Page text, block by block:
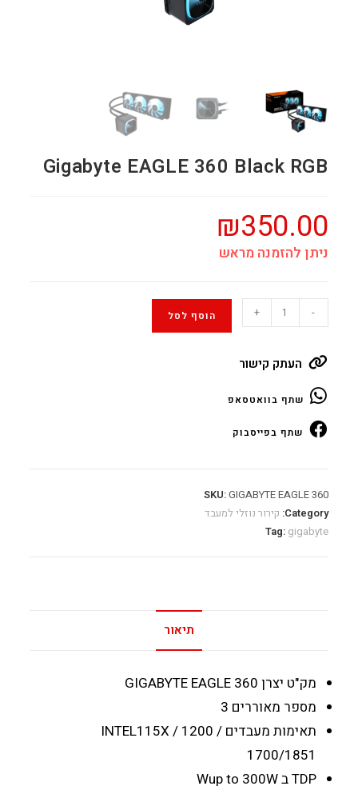
Gigabyte EAGLE 360 Black RGB
₪350.00
ניתן להזמנה מראש
Gigabyte
EAGLE
Black
RGB
quantity
-
+ הוסף לסל
העתק קישור
שתף בוואטסאפ
שתף בפייסבוק
SKU:GIGABYTE EAGLE 360
Category: קירור נוזלי למעבד
Tag: gigabyte
תיאור
מק"ט יצרן GIGABYTE EAGLE 360
מספר מאוררים 3
תאימות מעבדים INTEL115X / 1200 /
1700/1851
TDP ב W
up to 300W